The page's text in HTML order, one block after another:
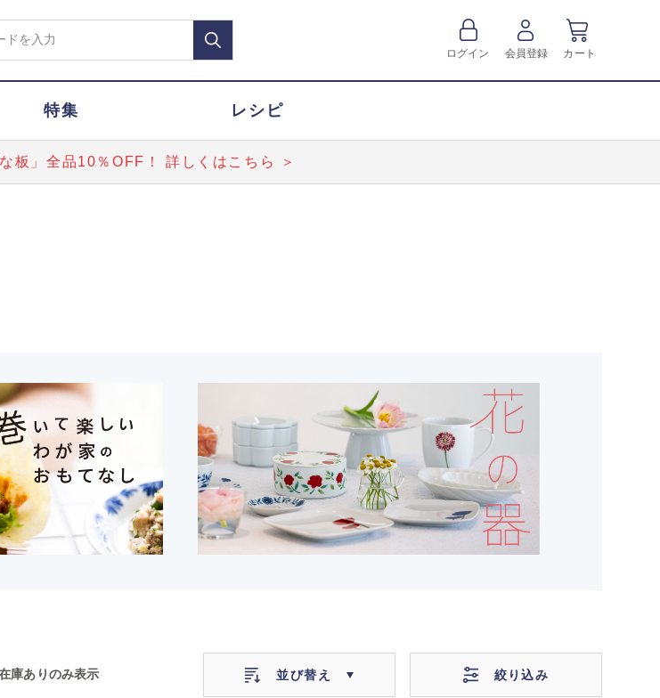
ログイン 会員登録 カート
特集 レシピ
板」全品10％OFF！ 詳しくはこちら ＞
庫ありのみ表示 並び替え 絞り込み